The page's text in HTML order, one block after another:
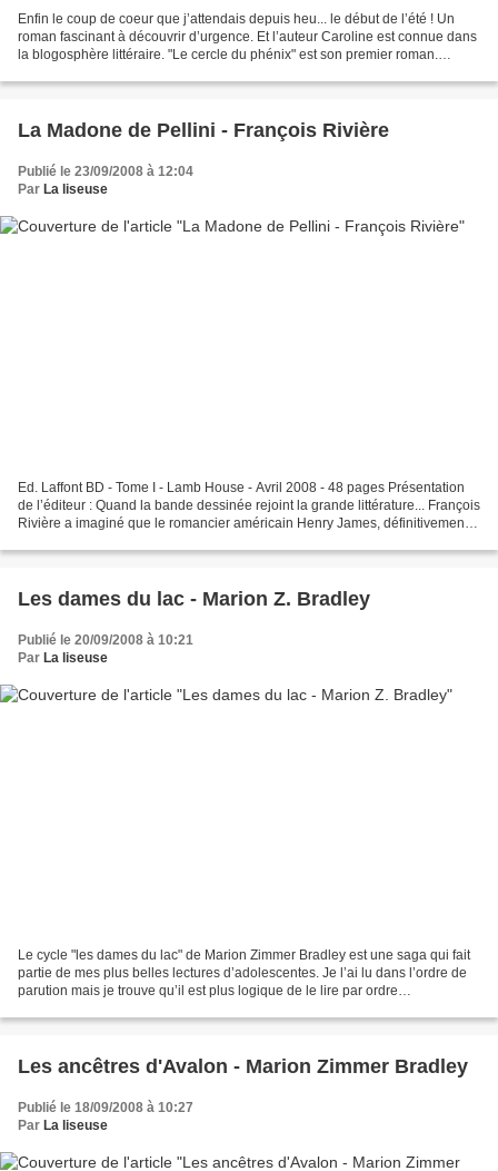
Enfin le coup de coeur que j’attendais depuis heu... le début de l’été ! Un
roman fascinant à découvrir d’urgence. Et l’auteur Caroline est connue dans
la blogosphère littéraire. "Le cercle du phénix" est son premier roman.
La Madone de Pellini - François Rivière
Publié le 23/09/2008 à 12:04
Par La liseuse
Ed. Laffont BD - Tome I - Lamb House - Avril 2008 - 48 pages Présentation
de l’éditeur : Quand la bande dessinée rejoint la grande littérature... François
Rivière a imaginé que le romancier américain Henry James, définitivement
Les dames du lac - Marion Z. Bradley
Publié le 20/09/2008 à 10:21
Par La liseuse
Le cycle "les dames du lac" de Marion Zimmer Bradley est une saga qui fait
partie de mes plus belles lectures d’adolescentes. Je l’ai lu dans l’ordre de
parution mais je trouve qu’il est plus logique de le lire par ordre
Les ancêtres d'Avalon - Marion Zimmer Bradley
Publié le 18/09/2008 à 10:27
Par La liseuse